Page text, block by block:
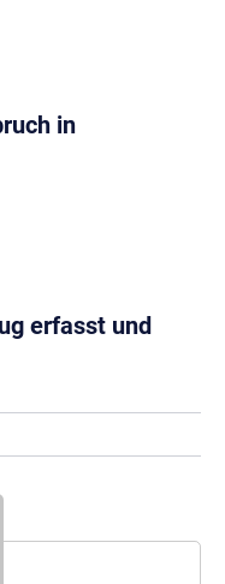
in
erfasst und